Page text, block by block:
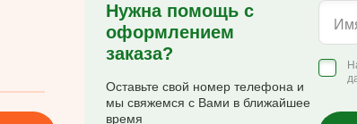
Нужна помощь с
оформлением
заказа?
Оставьте свой номер телефона и
мы свяжемся с Вами в ближайшее
время